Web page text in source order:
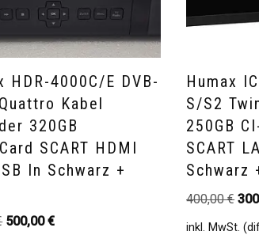
HDR-4000C/E DVB-
Kabel
320GB
SCART HDMI
In Schwarz +
500,00€
Humax
S/S2
250GB
SCART
Schwarz
400,00€
inkl. MwSt.